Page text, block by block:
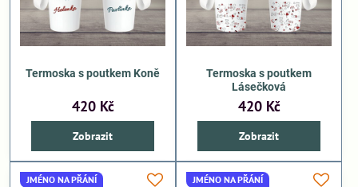
Termoska s poutkem Koně
420 Kč
Zobrazit
Termoska s poutkem
Lásečková
420 Kč
Zobrazit
JMÉNO NA PŘÁNÍ
JMÉNO NA PŘÁNÍ